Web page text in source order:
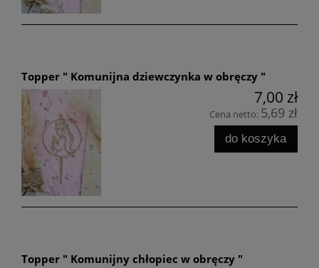
Topper " Komunijna dziewczynka w obręczy "
7,00 zł
Cena netto: 5,69 zł
do koszyka
Topper " Komunijny chłopiec w obręczy "